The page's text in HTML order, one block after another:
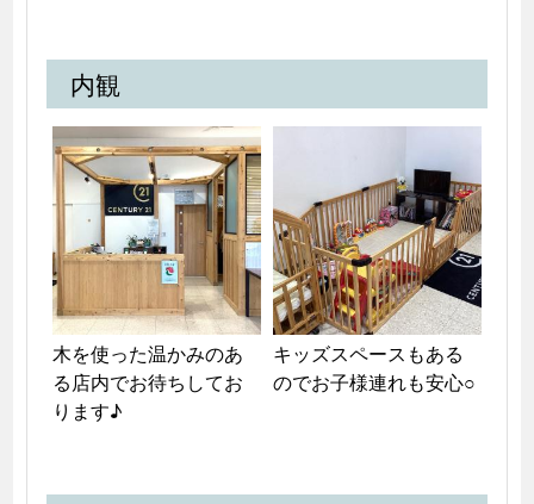
内観
木を使った温かみのあ
る店内でお待ちしてお
ります♪
キッズスペースもある
のでお子様連れも安心○